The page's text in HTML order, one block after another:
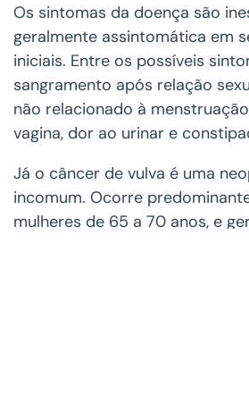
Os sintomas da doença são
geralmente assintomática em
iniciais. Entre os possíveis
sangramento após relação
não relacionado à
vagina, dor ao urinar e
Já o câncer de vulva é uma
incomum. Ocorre
mulheres de 65 a 70 anos, e